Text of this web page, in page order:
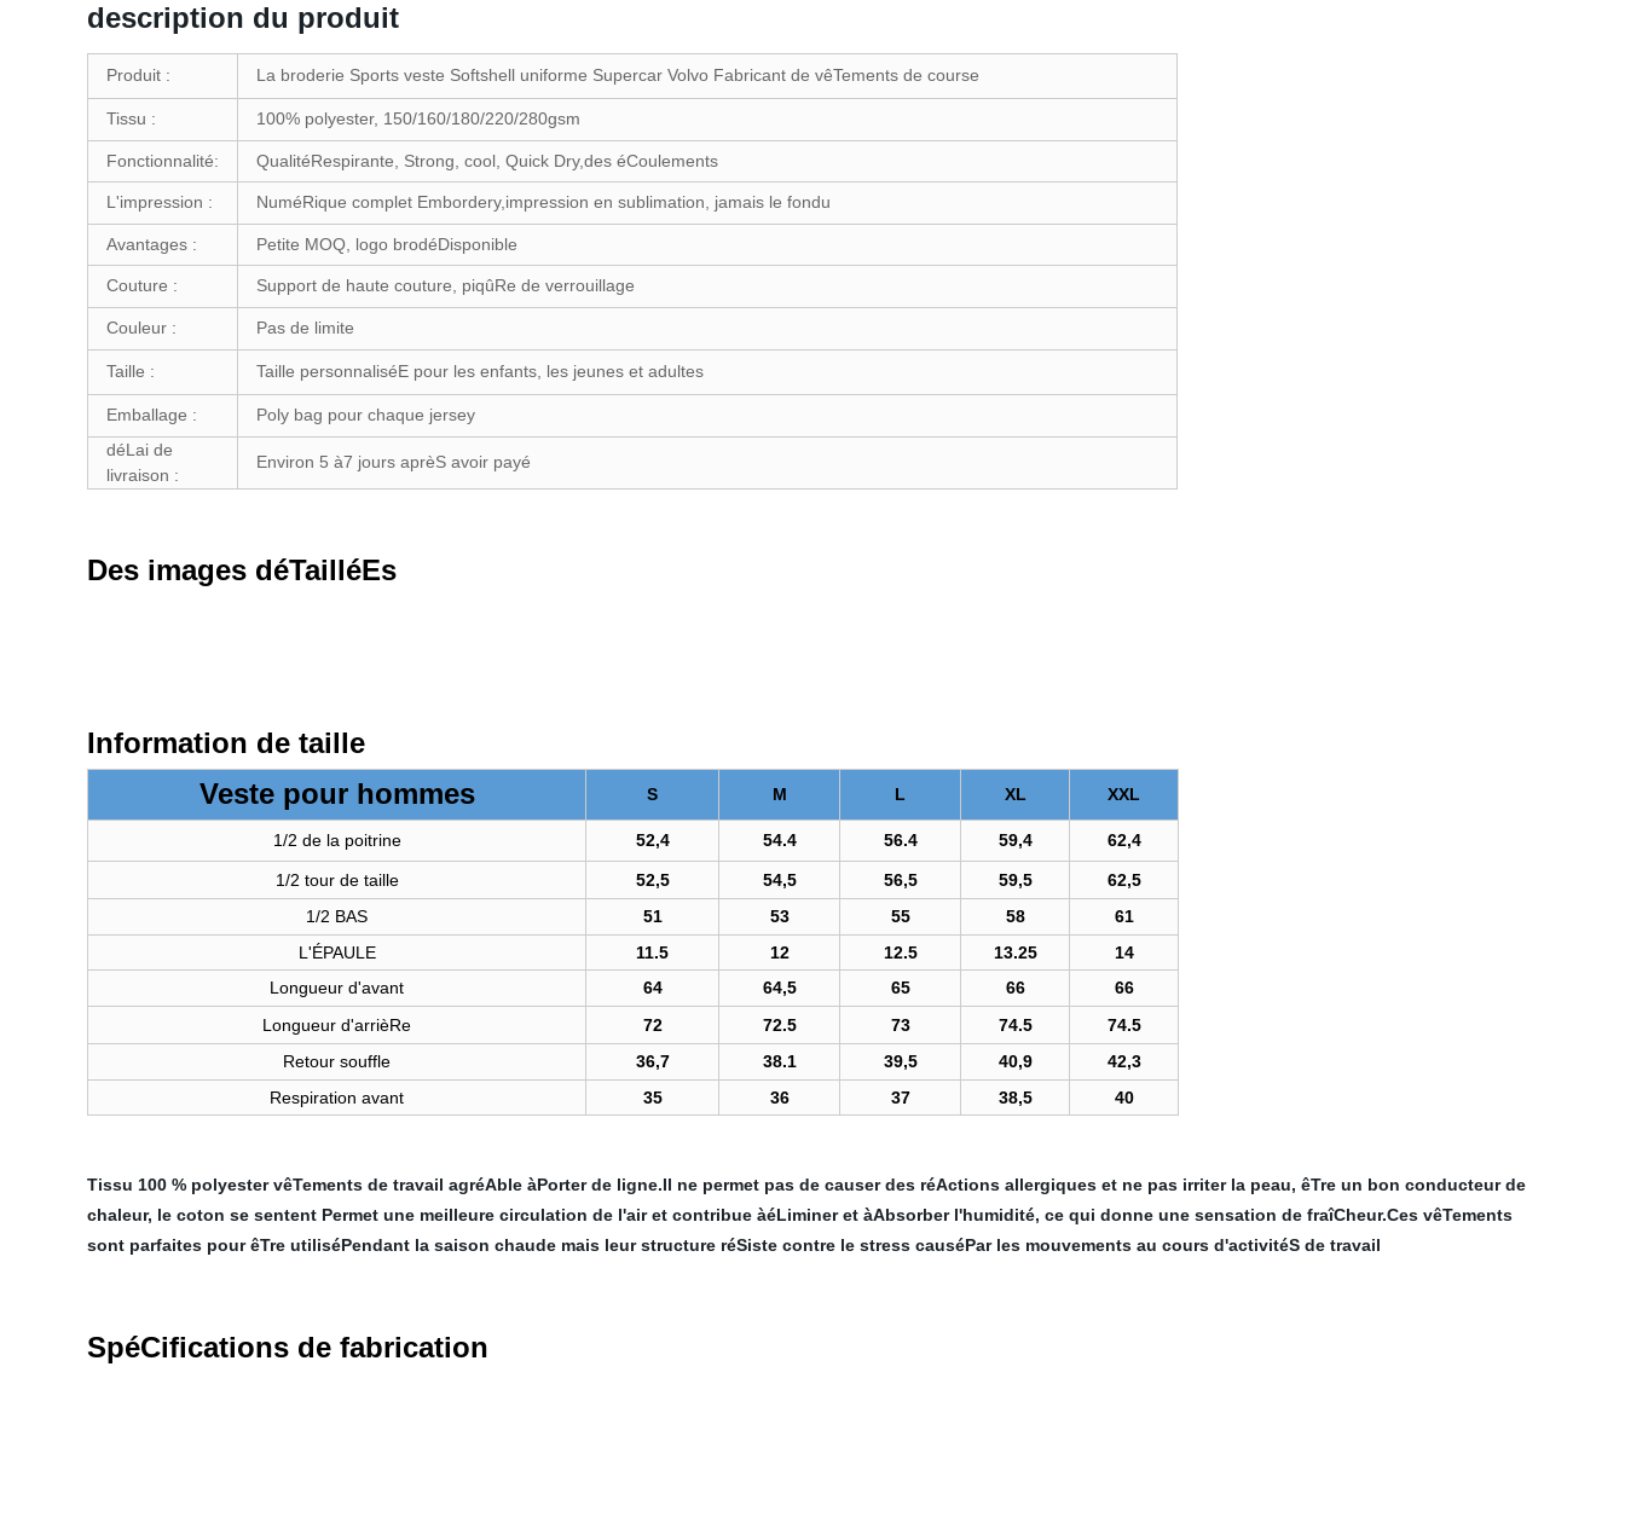
description du produit
Produit : La broderie Sports veste Softshell uniforme Supercar Volvo Fabricant de vêTements de course
Tissu : 100% polyester, 150/160/180/220/280gsm
Fonctionnalité: QualitéRespirante, Strong, cool, Quick Dry,des éCoulements
L'impression : NuméRique complet Embordery,impression en sublimation, jamais le fondu
Avantages : Petite MOQ, logo brodéDisponible
Couture : Support de haute couture, piqûRe de verrouillage
Couleur : Pas de limite
Taille : Taille personnaliséE pour les enfants, les jeunes et adultes
Emballage :
Poly bag pour chaque jersey
déLai de
livraison :
Environ 5 à7 jours aprèS avoir payé
Des images déTailléEs
Information de taille
Veste pour hommes
S M L XL XXL
1/2 de la poitrine 52,4 54.4 56.4 59,4 62,4
1/2 tour de taille 52,5 54,5 56,5 59,5
62,5
1/2 BAS
51 53 55 58
61
L'ÉPAULE
11.5 12 12.5 13.25
14
Longueur d'avant
64 64,5 65 66
66
Longueur d'arrièRe
72 72.5 73 74.5
74.5
Retour souffle
36,7 38.1 39,5 40,9
42,3
Respiration avant
35 36 37 38,5 40
Tissu 100 % polyester vêTements de travail agréAble àPorter de ligne.Il ne permet pas de causer des réActions allergiques et ne pas irriter la peau, êTre un bon conducteur de
chaleur, le coton se sentent Permet une meilleure circulation de l'air et contribue àéLiminer et àAbsorber l'humidité, ce qui donne une sensation de fraîCheur.Ces vêTements
sont parfaites pour êTre utiliséPendant la saison chaude mais leur structure réSiste contre le stress causéPar les mouvements au cours d'activitéS de travail
SpéCifications de fabrication